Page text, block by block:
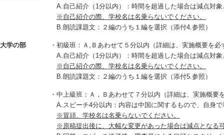
A.自己紹介（1分以内）：時間を超過した場合は減点対象
※自己紹介の際、学校名は名乗らないでください。
B.朗読課題文：２編のうち１編を選択（添付4.参照）
大学の部
・初級班：Ａ,Ｂあわせて５分以内（詳細は、実施概要を必
A.自己紹介（1分以内）：時間を超過した場合は減点対象
※自己紹介の際、学校名は名乗らないでください。
B.朗読課題文：２編のうち１編を選択（添付5.参照）
・中上級班：Ａ，Ｂあわせて７分以内（詳細は、実施概要
A.スピーチ4分以内：内容は中国に関するもので、自身
※冒頭、学校名は名乗らないでください。
※原稿提出後に、大幅な変更があった場合は減点となる